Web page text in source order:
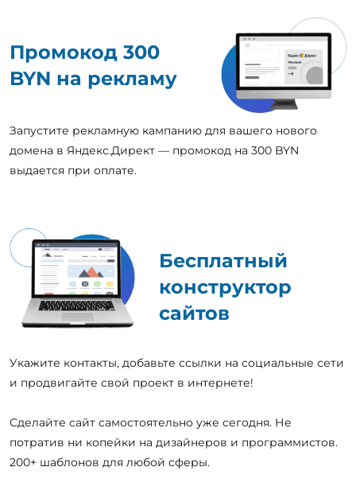
Промокод 300
BYN на рекламу
Запустите рекламную кампанию для вашего нового
домена в Яндекс.Директ — промокод на 300 BYN
выдается при оплате.
Бесплатный
конструктор
сайтов
Укажите контакты, добавьте ссылки на социальные сети
и продвигайте свой проект в интернете!
Сделайте сайт самостоятельно уже сегодня. Не
потратив ни копейки на дизайнеров и программистов.
200+ шаблонов для любой сферы.